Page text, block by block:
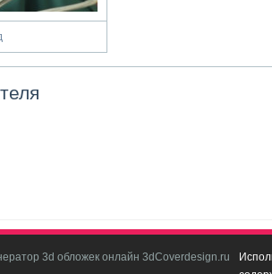
3d обложек онлайн 3dCoverdesign.ru